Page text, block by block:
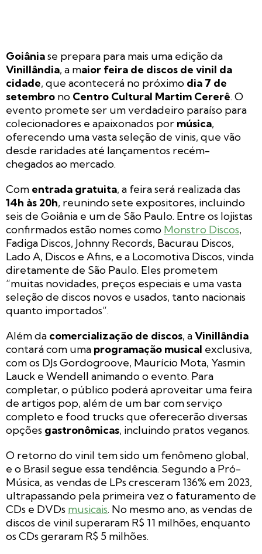
Goiâniase prepara para mais uma edição da
Vinillândia, a maior feira de discos de vinil da
cidade, que acontecerá no próximo dia 7 de
setembro no Centro Cultural Martim Cererê. O
evento promete ser um verdadeiro paraíso para
colecionadores e apaixonados por música,
oferecendo uma vasta seleção de vinis, que vão
desde raridades até lançamentos recém-
chegados ao mercado.
Com entrada gratuita, a feira será realizada das
14h às 20h, reunindo sete expositores, incluindo
seis de Goiânia e um de São Paulo. Entre os lojistas
confirmados estão nomes como Monstro Discos,
Fadiga Discos, Johnny Records, Bacurau Discos,
Lado A, Discos e Afins, e a Locomotiva Discos, vinda
diretamente de São Paulo. Eles prometem
“muitas novidades, preços especiais e uma vasta
seleção de discos novos e usados, tanto nacionais
quanto importados”.
Além da comercialização de discos, aVinillândia
contará com uma programação musical exclusiva,
com os DJs Gordogroove, Maurício Mota, Yasmin
Lauck e Wendell animando o evento. Para
completar, o público poderá aproveitar uma feira
de artigos pop, além de um bar com serviço
completo e food trucks que oferecerão diversas
opções gastronômicas, incluindo pratos veganos.
O retorno do vinil tem sido um fenômeno global,
e o Brasil segue essa tendência. Segundo a Pró-
Música, as vendas de LPs cresceram 136% em 2023,
ultrapassando pela primeira vez o faturamento de
CDs e DVDs musicais. No mesmo ano, as vendas de
discos de vinil superaram R$ 11 milhões, enquanto
os CDs geraram R$ 5 milhões.